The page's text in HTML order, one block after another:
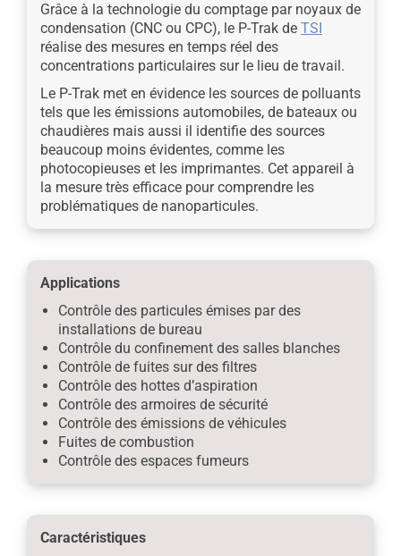
Grâce à la technologie du comptage par noyaux de
condensation (CNC ou CPC), le P-Trak de TSI
réalise des mesures en temps réel des
concentrations particulaires sur le lieu de travail.
Le P-Trak met en évidence les sources de polluants
tels que les émissions automobiles, de bateaux ou
chaudières mais aussi il identifie des sources
beaucoup moins évidentes, comme les
photocopieuses et les imprimantes. Cet appareil à
la mesure très efficace pour comprendre les
problématiques de nanoparticules.
Applications
Contrôle des particules émises par des
installations de bureau
Contrôle du confinement des salles blanches
Contrôle de fuites sur des filtres
Contrôle des hottes d’aspiration
Contrôle des armoires de sécurité
Contrôle des émissions de véhicules
Fuites de combustion
Contrôle des espaces fumeurs
Caractéristiques